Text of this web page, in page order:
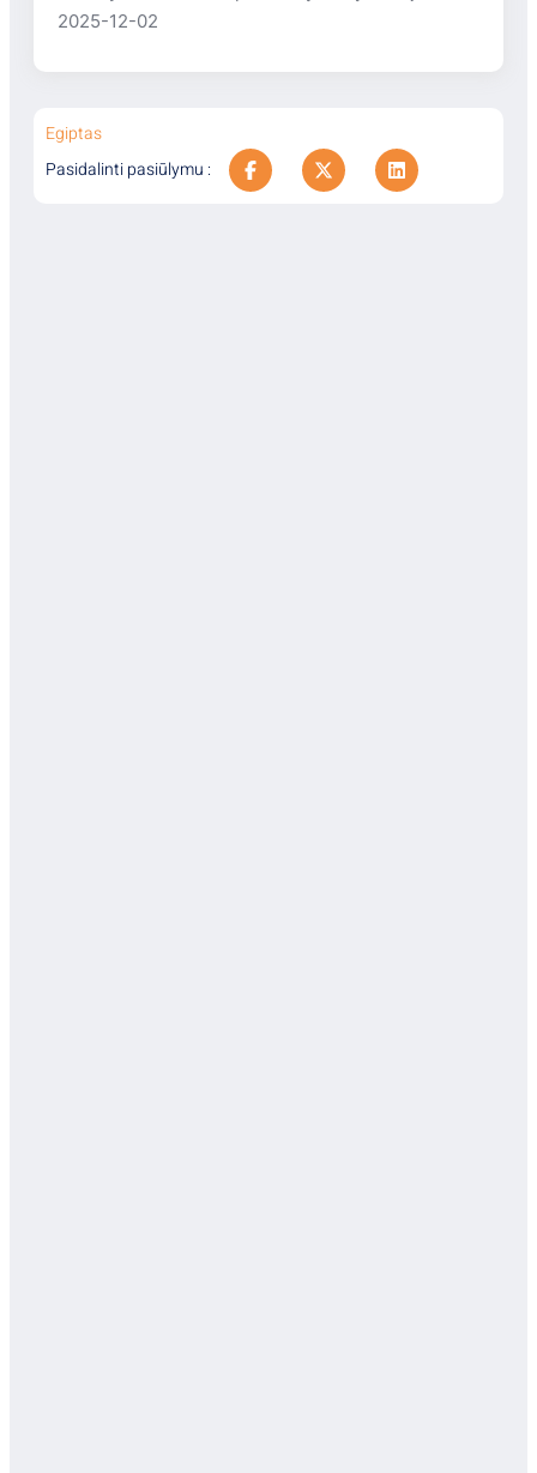
baras VIP Lounge
Paplūdimys
pirmoje linijoje nuo viešbučio. Įėjimas į
jūrą smėlėtas, yra pontonas.
Skėčiai, gultai, paplūdimio rankšluosčiai
2025-12-02
Egiptas
Pasidalinti pasiūlymu :